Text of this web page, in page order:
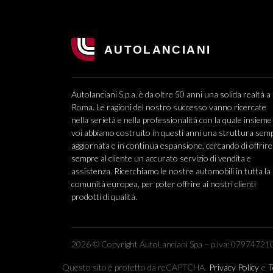
Autolanciani S.p.a. è da oltre 50 anni una solida realtà a
Roma. Le ragioni del nostro successo vanno ricercate
nella serietà e nella professionalità con la quale insieme
voi abbiamo costruito in questi anni una struttura
aggiornata e in continua espansione, cercando di offrire
sempre al cliente un accurato servizio di vendita e
assistenza. Ricerchiamo le nostre automobili in tutta la
comunità europea, per poter offrire ai nostri clienti
prodotti di qualità.
2026 © Copyright AutoLanciani Spa – p.iva:
Questo sito è protetto da reCAPTCHA. Privacy Policy e